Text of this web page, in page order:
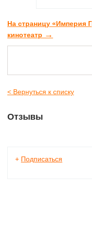
На страницу «Империя
кинотеатр →
< Вернуться к списку
Отзывы
+ Подписаться